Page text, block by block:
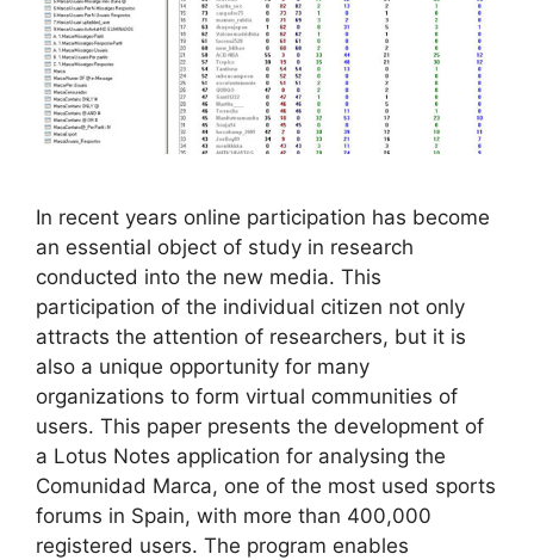
In recent years online participation has become
an essential object of study in research
conducted into the new media. This
participation of the individual citizen not only
attracts the attention of researchers, but it is
also a unique opportunity for many
organizations to form virtual communities of
users. This paper presents the development of
a Lotus Notes application for analysing the
Comunidad Marca, one of the most used sports
forums in Spain, with more than 400,000
registered users. The program enables